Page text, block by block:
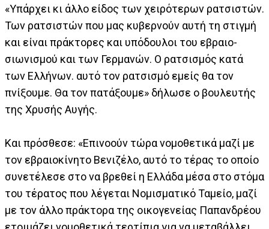
«Υπάρχει κι άλλο είδος των χειρότερων ρατσιστών.
Των ρατσιστών που μας κυβερνούν αυτή τη στιγμή
και είναι πράκτορες και υπόδουλοι του εβραιο-
σιωνισμού και των Γερμανών. Ο ρατσισμός κατά
των Ελλήνων. αυτό τον ρατσισμό εμείς θα τον
πνίξουμε. Θα τον πατάξουμε» δήλωσε ο βουλευτής
της Χρυσής Αυγής.
Και πρόσθεσε: «Επινοούν τώρα νομοθετικά μαζί με
τον εβραιοκίνητο Βενιζέλο, αυτό το τέρας το οποίο
συνετέλεσε στο να βρεθεί η Ελλάδα μέσα στο στόμα
του τέρατος που λέγεται Νομισματικό Ταμείο, μαζί
με τον άλλο πράκτορα της οικογενείας Παπανδρέου